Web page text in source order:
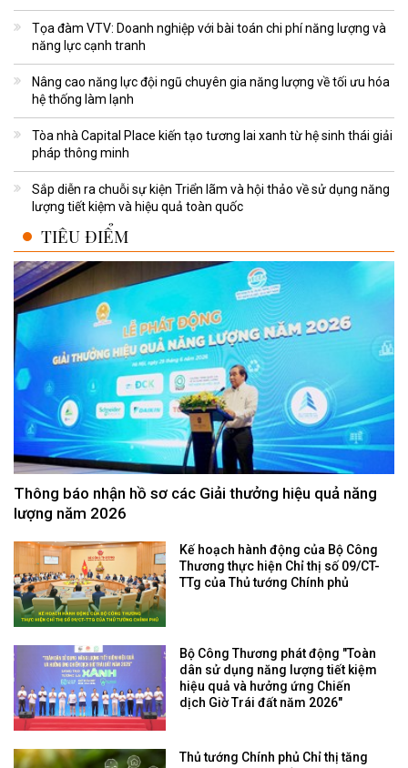
Tọa đàm VTV: Doanh nghiệp với bài toán chi phí năng lượng và
năng lực cạnh tranh
Nâng cao năng lực đội ngũ chuyên gia năng lượng về tối ưu hóa
hệ thống làm lạnh
Tòa nhà Capital Place kiến tạo tương lai xanh từ hệ sinh thái giải
pháp thông minh
Sắp diễn ra chuỗi sự kiện Triển lãm và hội thảo về sử dụng năng
lượng tiết kiệm và hiệu quả toàn quốc
TIÊU ĐIỂM
Thông báo nhận hồ sơ các Giải thưởng hiệu quả năng
lượng năm 2026
Kế hoạch hành động của Bộ Công
Thương thực hiện Chỉ thị số 09/CT-
TTg của Thủ tướng Chính phủ
Bộ Công Thương phát động "Toàn
dân sử dụng năng lượng tiết kiệm
hiệu quả và hưởng ứng Chiến
dịch Giờ Trái đất năm 2026"
Thủ tướng Chính phủ Chỉ thị tăng